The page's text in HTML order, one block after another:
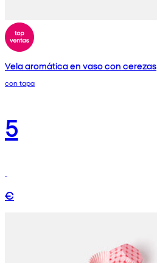
Vela aromática en vaso con cerezas
con tapa
5
€